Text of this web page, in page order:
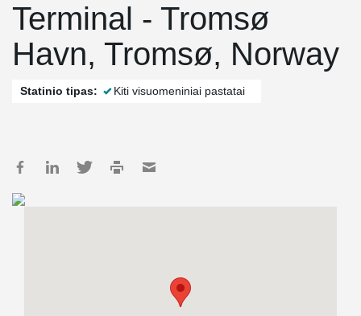
Terminal - Tromsø
Havn, Tromsø, Norway
Statinio tipas: Kiti visuomeniniai pastatai